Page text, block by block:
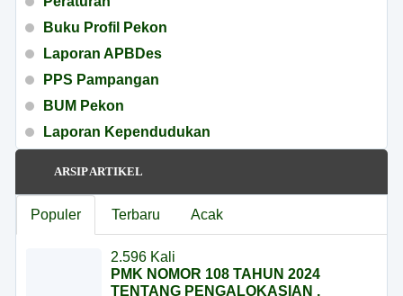
Buku Profil Pekon
Laporan APBDes
PPS Pampangan
BUM Pekon
Laporan Kependudukan
Posyandu Melati 1
Posyandu Melati 2
Posyandu Mawar
ARSIP ARTIKEL
Populer Terbaru Acak
2.596 Kali
PMK NOMOR 108 TAHUN 2024
TENTANG PENGALOKASIAN ,